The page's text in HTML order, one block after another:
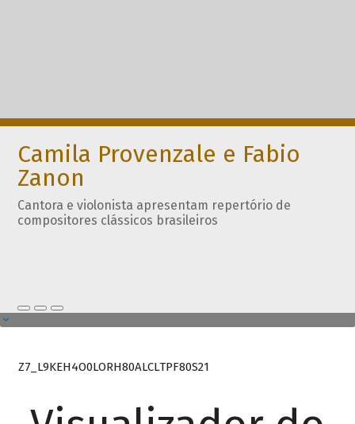
Camila Provenzale e Fabio
Zanon
Cantora e violonista apresentam repertório de
compositores clássicos brasileiros
Z7_L9KEH4O0LORH80ALCLTPF80S21